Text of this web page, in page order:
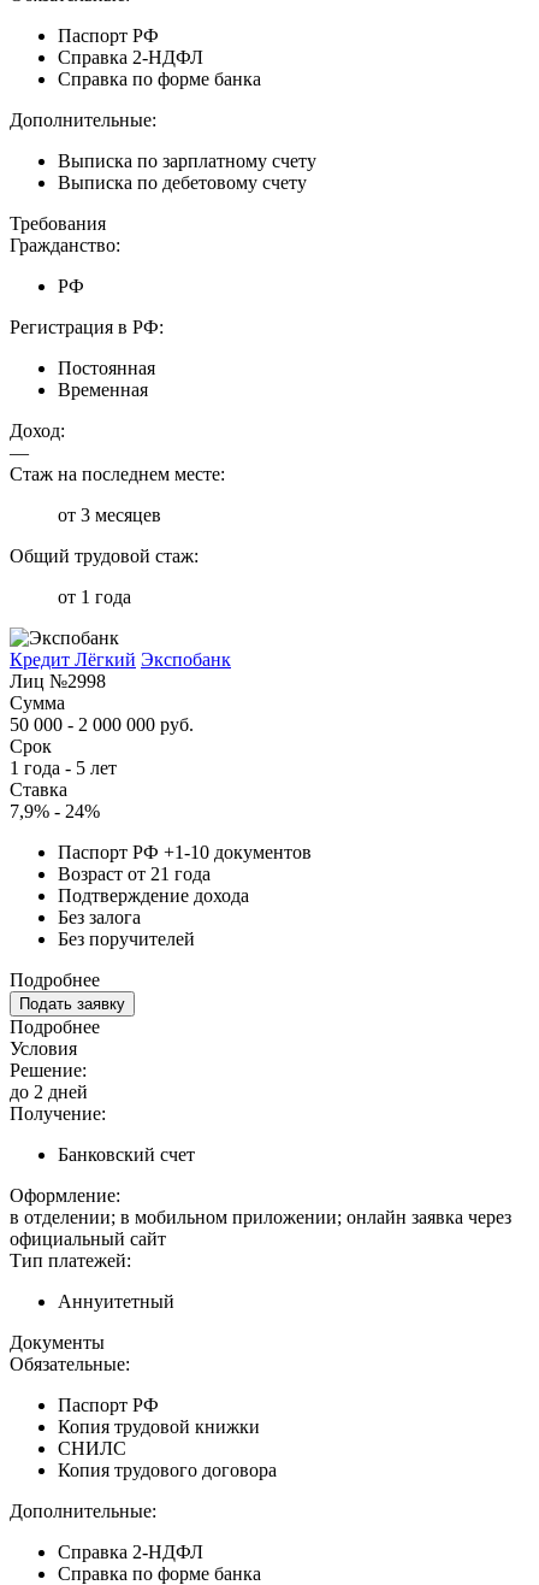
Паспорт РФ
Справка 2-НДФЛ
Справка по форме банка
Дополнительные:
Выписка по зарплатному счету
Выписка по дебетовому счету
Требования
Гражданство:
РФ
Регистрация в РФ:
Постоянная
Временная
Доход:
—
Стаж на последнем месте:
от 3 месяцев
Общий трудовой стаж:
от 1 года
Кредит Лёгкий Экспобанк
Лиц №2998
Сумма
50 000 - 2 000 000 руб.
Срок
1 года - 5 лет
Ставка
7,9% - 24%
Паспорт РФ +1-10 документов
Возраст от 21 года
Подтверждение дохода
Без залога
Без поручителей
Подробнее
Подать заявку
Подробнее
Условия
Решение:
до 2 дней
Получение:
Банковский счет
Оформление:
в отделении; в мобильном приложении; онлайн заявка через
официальный сайт
Тип платежей:
Аннуитетный
Документы
Обязательные:
Паспорт РФ
Копия трудовой книжки
СНИЛС
Копия трудового договора
Дополнительные:
Справка 2-НДФЛ
Справка по форме банка